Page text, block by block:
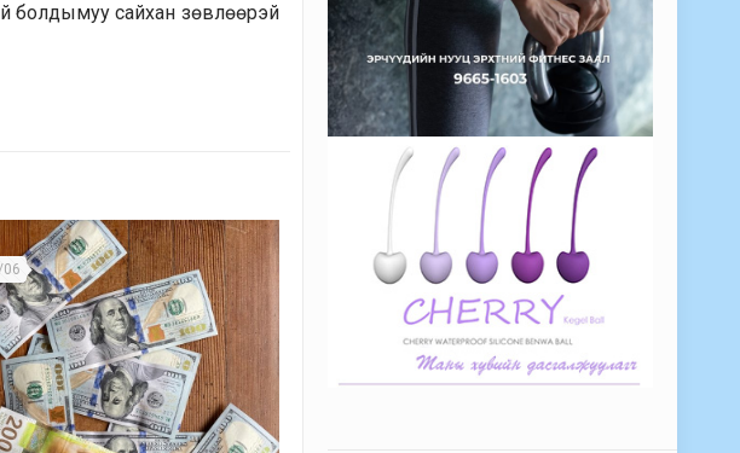
болдымуу сайхан зөвлөөрэй